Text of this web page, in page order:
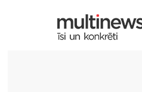
Septiņas profesijas, kas izturēs